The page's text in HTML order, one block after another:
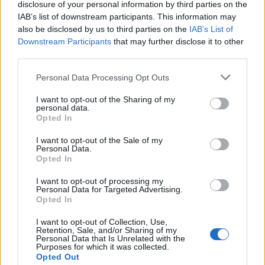
disclosure of your personal information by third parties on the
IAB’s list of downstream participants. This information may
also be disclosed by us to third parties on the IAB’s List of
Downstream Participants that may further disclose it to other
Personal Data Processing Opt Outs
I want to opt-out of the Sharing of my
personal data.
Opted In
I want to opt-out of the Sale of my
Personal Data.
Opted In
I want to opt-out of processing my
Personal Data for Targeted Advertising.
Opted In
I want to opt-out of Collection, Use,
Retention, Sale, and/or Sharing of my
Personal Data that Is Unrelated with the
Purposes for which it was collected.
Opted Out
Δείτε επίσης
Συνεντεύξεις